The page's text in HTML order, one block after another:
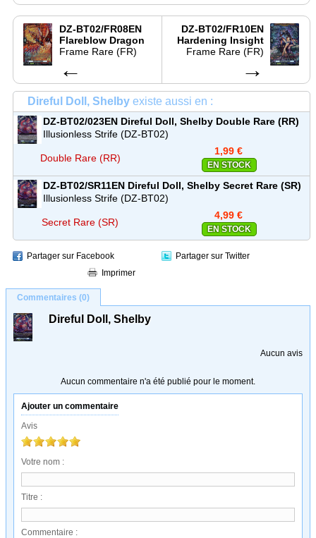
DZ-BT02/FR08EN
Flareblow Dragon
Frame Rare (FR)
←
DZ-BT02/FR10EN
Hardening Insight
Frame Rare (FR)
→
Direful Doll, Shelby existe aussi en :
DZ-BT02/023EN Direful Doll, Shelby Double Rare (RR)
Illusionless Strife (DZ-BT02)
Double Rare (RR)
1,99 €
EN STOCK
DZ-BT02/SR11EN Direful Doll, Shelby Secret Rare (SR)
Illusionless Strife (DZ-BT02)
Secret Rare (SR)
4,99 €
EN STOCK
Partager sur Facebook
Partager sur Twitter
Imprimer
Commentaires (0)
Direful Doll, Shelby
Aucun avis
Aucun commentaire n'a été publié pour le moment.
Ajouter un commentaire
Avis
Votre nom :
Titre :
Commentaire :